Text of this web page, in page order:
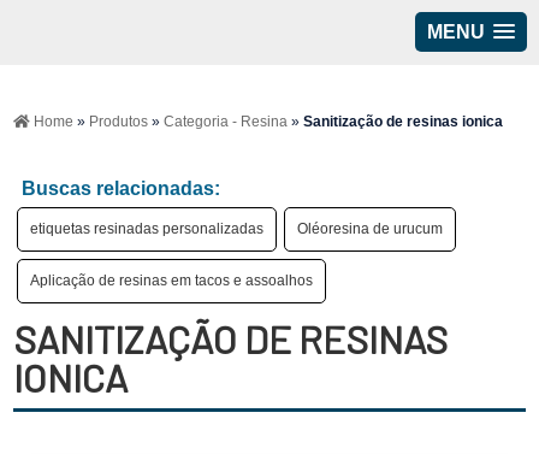
MENU
Home » Produtos»Categoria - Resina»Sanitização de resinas ionica
Buscas relacionadas:
etiquetas resinadas personalizadas Oléoresina de urucum
Aplicação de resinas em tacos e assoalhos
SANITIZAÇÃO DE RESINAS
IONICA